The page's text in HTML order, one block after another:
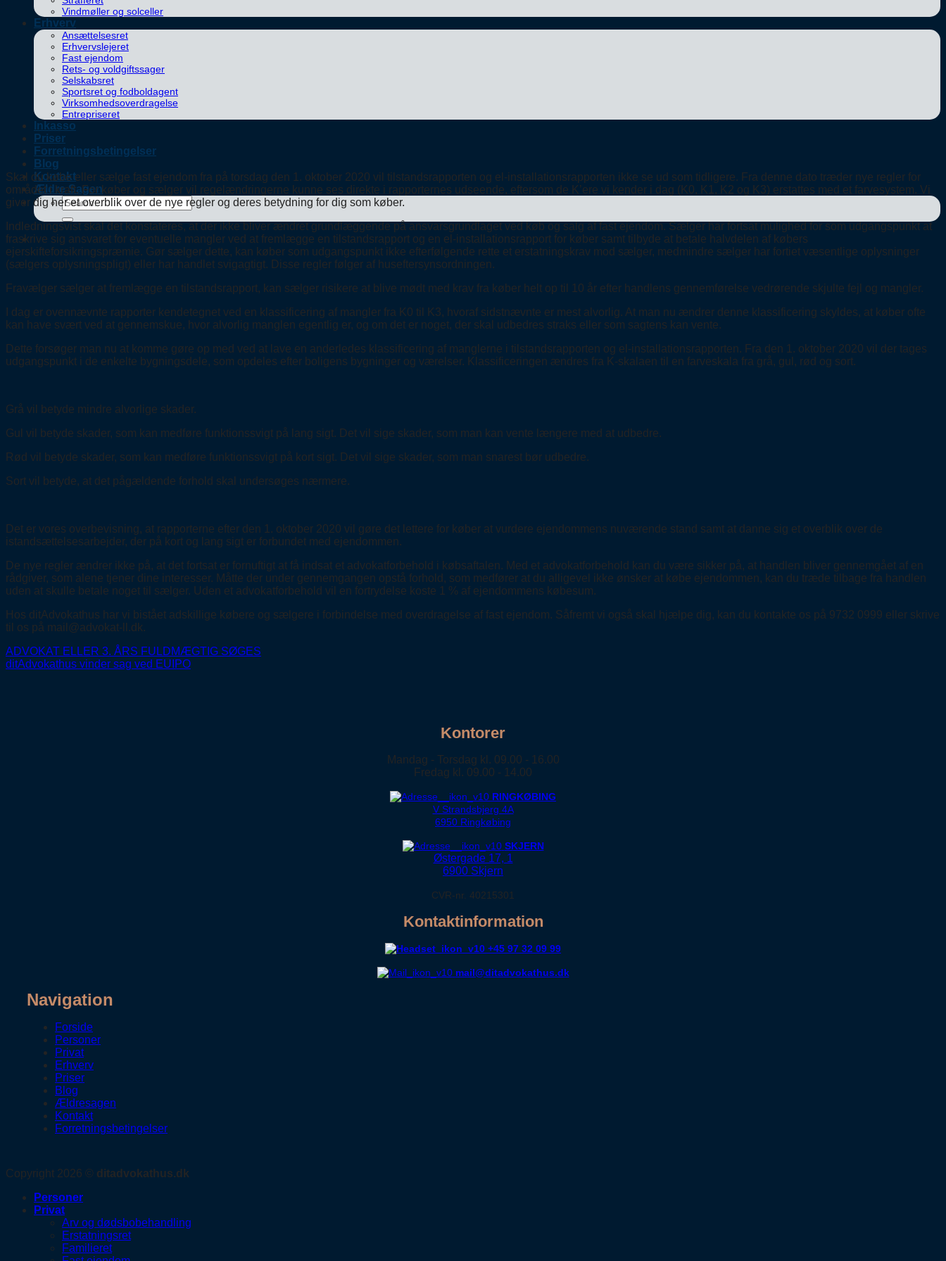
Vindmøller og solceller
Erhverv
Ansættelsesret
Erhvervslejeret
Fast ejendom
Rets- og voldgiftssager
Selskabsret
Sportsret og fodboldagent
Virksomhedsoverdragelse
Entrepriseret
Inkasso
Priser
Forretningsbetingelser
Blog
Kontakt
Ældre Sagen
Skal du købe eller sælge fast ejendom fra på torsdag den 1. oktober 2020 vil tilstandsrapporten og el-installationsrapporten ikke se ud som tidligere. Fra denne dato træder nye regler for
området i kraft. For køber og sælger vil regelændringerne kunne ses direkte i rapporternes udseende, eftersom de K’ere vi kender i dag (K0, K1, K2 og K3) erstattes med et farvesystem. Vi
giver dig her et overblik over de nye regler og deres betydning for dig som køber.
Indledningsvist skal det konstateres, at der ikke bliver ændret grundlæggende på ansvarsgrundlaget ved køb og salg af fast ejendom. Sælger har fortsat mulighed for som udgangspunkt at
fraskrive sig ansvaret for eventuelle mangler ved at fremlægge en tilstandsrapport og en el-installationsrapport for køber samt tilbyde at betale halvdelen af købers
ejerskifteforsikringspræmie. Gør sælger dette, kan køber som udgangspunkt ikke efterfølgende rette et erstatningskrav mod sælger, medmindre sælger har fortiet væsentlige oplysninger
(sælgers oplysningspligt) eller har handlet svigagtigt. Disse regler følger af huseftersynsordningen.
Fravælger sælger at fremlægge en tilstandsrapport, kan sælger risikere at blive mødt med krav fra køber helt op til 10 år efter handlens gennemførelse vedrørende skjulte fejl og mangler.
I dag er ovennævnte rapporter kendetegnet ved en klassificering af mangler fra K0 til K3, hvoraf sidstnævnte er mest alvorlig. At man nu ændrer denne klassificering skyldes, at køber ofte
kan have svært ved at gennemskue, hvor alvorlig manglen egentlig er, og om det er noget, der skal udbedres straks eller som sagtens kan vente.
Dette forsøger man nu at komme gøre op med ved at lave en anderledes klassificering af manglerne i tilstandsrapporten og el-installationsrapporten. Fra den 1. oktober 2020 vil der tages
udgangspunkt i de enkelte bygningsdele, som opdeles efter boligens bygninger og værelser. Klassificeringen ændres fra K-skalaen til en farveskala fra grå, gul, rød og sort.
Grå vil betyde mindre alvorlige skader.
Gul vil betyde skader, som kan medføre funktionssvigt på lang sigt. Det vil sige skader, som man kan vente længere med at udbedre.
Rød vil betyde skader, som kan medføre funktionssvigt på kort sigt. Det vil sige skader, som man snarest bør udbedre.
Sort vil betyde, at det pågældende forhold skal undersøges nærmere.
Det er vores overbevisning, at rapporterne efter den 1. oktober 2020 vil gøre det lettere for køber at vurdere ejendommens nuværende stand samt at danne sig et overblik over de
istandsættelsesarbejder, der på kort og lang sigt er forbundet med ejendommen.
De nye regler ændrer ikke på, at det fortsat er fornuftigt at få indsat et advokatforbehold i købsaftalen. Med et advokatforbehold kan du være sikker på, at handlen bliver gennemgået af en
rådgiver, som alene tjener dine interesser. Måtte der under gennemgangen opstå forhold, som medfører at du alligevel ikke ønsker at købe ejendommen, kan du træde tilbage fra handlen
uden at skulle betale noget til sælger. Uden et advokatforbehold vil en fortrydelse koste 1 % af ejendommens købesum.
Hos ditAdvokathus har vi bistået adskillige købere og sælgere i forbindelse med overdragelse af fast ejendom. Såfremt vi også skal hjælpe dig, kan du kontakte os på 9732 0999 eller skrive
til os på mail@advokat-ll.dk.
ADVOKAT ELLER 3. ÅRS FULDMÆGTIG SØGES
ditAdvokathus vinder sag ved EUIPO
Kontorer
Mandag - Torsdag kl. 09.00 - 16.00
Fredag kl. 09.00 - 14.00
RINGKØBING
V Strandsbjerg 4A
6950 Ringkøbing
SKJERN
Østergade 17, 1
6900 Skjern
CVR-nr. 40215301
Kontaktinformation
+45 97 32 09 99
mail@ditadvokathus.dk
Navigation
Forside
Personer
Privat
Erhverv
Priser
Blog
Ældresagen
Kontakt
Forretningsbetingelser
Copyright 2026 © ditadvokathus.dk
Personer
Privat
Arv og dødsbobehandling
Erstatningsret
Familieret